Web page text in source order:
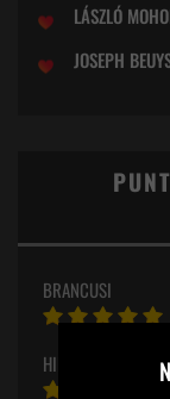
LÁSZLÓ
JOSEPH
BRANCUSI
HILMA